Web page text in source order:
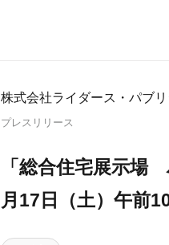
株式会社ライダース・パブリ
プレスリリース
「総合住宅展示場
月17日（土）午前